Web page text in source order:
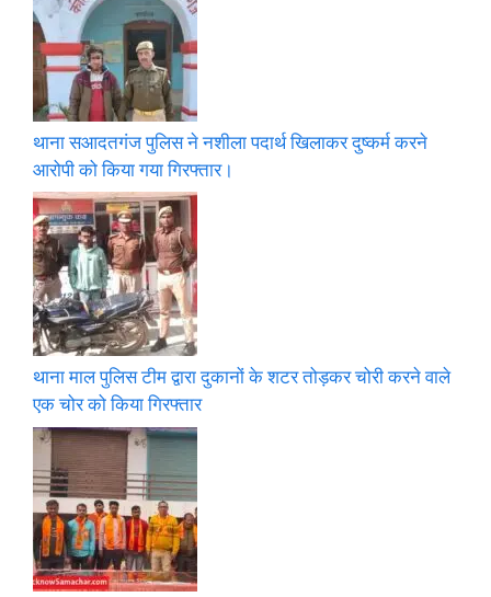
थाना सआदतगंज पुलिस ने नशीला पदार्थ खिलाकर दुष्कर्म करने
आरोपी को किया गया गिरफ्तार।
थाना माल पुलिस टीम द्वारा दुकानों के शटर तोड़कर चोरी करने वाले
एक चोर को किया गिरफ्तार